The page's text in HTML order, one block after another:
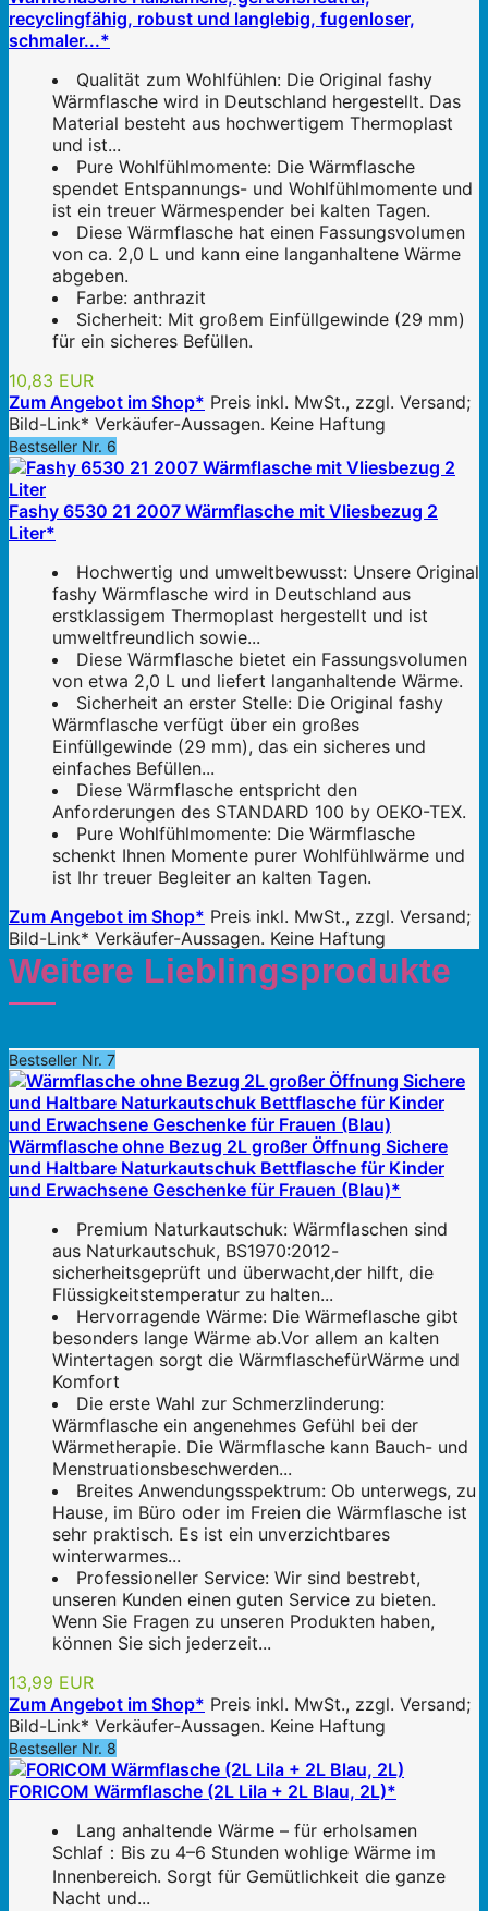
recyclingfähig, robust und langlebig, fugenloser,
schmaler...*
Qualität zum Wohlfühlen: Die Original fashy
Wärmflasche wird in Deutschland hergestellt. Das
Material besteht aus hochwertigem Thermoplast
und ist...
Pure Wohlfühlmomente: Die Wärmflasche
spendet Entspannungs- und Wohlfühlmomente und
ist ein treuer Wärmespender bei kalten Tagen.
Diese Wärmflasche hat einen Fassungsvolumen
von ca. 2,0 L und kann eine langanhaltene Wärme
abgeben.
Farbe: anthrazit
Sicherheit: Mit großem Einfüllgewinde (29 mm)
für ein sicheres Befüllen.
10,83 EUR
Zum Angebot im Shop* Preis inkl. MwSt., zzgl. Versand;
Bild-Link* Verkäufer-Aussagen. Keine Haftung
Bestseller Nr. 6
Fashy 6530 21 2007 Wärmflasche mit Vliesbezug 2
Liter*
Hochwertig und umweltbewusst: Unsere Original
fashy Wärmflasche wird in Deutschland aus
erstklassigem Thermoplast hergestellt und ist
umweltfreundlich sowie...
Diese Wärmflasche bietet ein Fassungsvolumen
von etwa 2,0 L und liefert langanhaltende Wärme.
Sicherheit an erster Stelle: Die Original fashy
Wärmflasche verfügt über ein großes
Einfüllgewinde (29 mm), das ein sicheres und
einfaches Befüllen...
Diese Wärmflasche entspricht den
Anforderungen des STANDARD 100 by OEKO-TEX.
Pure Wohlfühlmomente: Die Wärmflasche
schenkt Ihnen Momente purer Wohlfühlwärme und
ist Ihr treuer Begleiter an kalten Tagen.
Zum Angebot im Shop* Preis inkl. MwSt., zzgl. Versand;
Bild-Link* Verkäufer-Aussagen. Keine Haftung
Weitere Lieblingsprodukte
Bestseller Nr. 7
Wärmflasche ohne Bezug 2L großer Öffnung Sichere
und Haltbare Naturkautschuk Bettflasche für Kinder
und Erwachsene Geschenke für Frauen (Blau)*
Premium Naturkautschuk: Wärmflaschen sind
aus Naturkautschuk, BS1970:2012-
sicherheitsgeprüft und überwacht,der hilft, die
Flüssigkeitstemperatur zu halten...
Hervorragende Wärme: Die Wärmeflasche gibt
besonders lange Wärme ab.Vor allem an kalten
Wintertagen sorgt die WärmflaschefürWärme und
Komfort
Die erste Wahl zur Schmerzlinderung:
Wärmflasche ein angenehmes Gefühl bei der
Wärmetherapie. Die Wärmflasche kann Bauch- und
Menstruationsbeschwerden...
Breites Anwendungsspektrum: Ob unterwegs, zu
Hause, im Büro oder im Freien die Wärmflasche ist
sehr praktisch. Es ist ein unverzichtbares
winterwarmes...
Professioneller Service: Wir sind bestrebt,
unseren Kunden einen guten Service zu bieten.
Wenn Sie Fragen zu unseren Produkten haben,
können Sie sich jederzeit...
13,99 EUR
Zum Angebot im Shop* Preis inkl. MwSt., zzgl. Versand;
Bild-Link* Verkäufer-Aussagen. Keine Haftung
Bestseller Nr. 8
FORICOM Wärmflasche (2L Lila + 2L Blau, 2L)*
Lang anhaltende Wärme – für erholsamen
Schlaf：Bis zu 4–6 Stunden wohlige Wärme im
Innenbereich. Sorgt für Gemütlichkeit die ganze
Nacht und...